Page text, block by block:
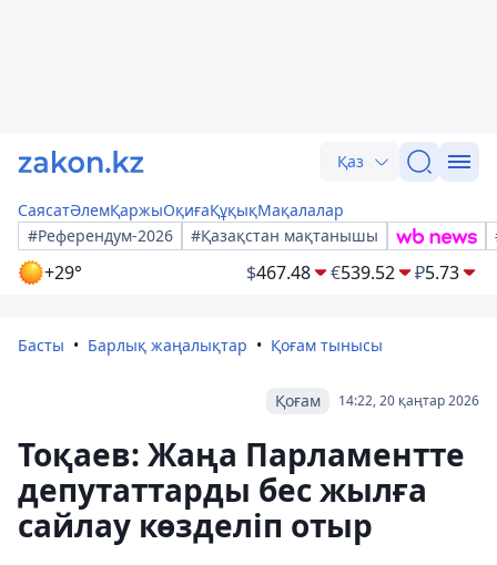
Қаз
СаясатӘлемҚаржыОқиғаҚұқықМақалалар
#Референдум-2026
#Қазақстан мақтанышы
+29° $467.48 €539.52 ₽5.73
Басты Барлық жаңалықтар Қоғам тынысы
14:22, 20 қаңтар 2026
Қоғам
Тоқаев: Жаңа Парламентте
депутаттарды бес жылға
сайлау көзделіп отыр